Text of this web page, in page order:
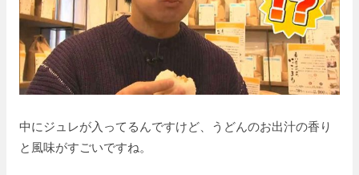
中にジュレが入ってるんですけど、うどんのお出汁の香り
と風味がすごいですね。